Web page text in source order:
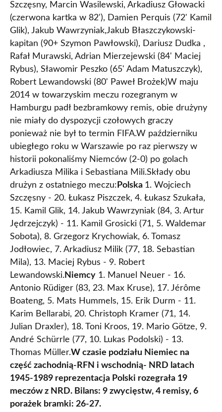
Szczęsny, Marcin Wasilewski, Arkadiusz Głowacki
(czerwona kartka w 82'), Damien Perquis (72' Kamil
Glik), Jakub Wawrzyniak,Jakub Błaszczykowski-
kapitan (90+ Szymon Pawłowski), Dariusz Dudka ,
Rafał Murawski, Adrian Mierzejewski (84' Maciej
Rybus), Sławomir Peszko (65' Adam Matuszczyk),
Robert Lewandowski (80' Paweł Brożek)W maju
2014 w towarzyskim meczu rozegranym w
Hamburgu padł bezbramkowy remis, obie drużyny
nie miały do dyspozycji czołowych graczy
ponieważ nie był to termin FIFA.W październiku
ubiegłego roku w Warszawie po raz pierwszy w
historii pokonaliśmy Niemców (2-0) po golach
Arkadiusza Milika i Sebastiana Mili.Składy obu
drużyn z ostatniego meczu: Polska 1. Wojciech
Szczęsny - 20. Łukasz Piszczek, 4. Łukasz Szukała,
15. Kamil Glik, 14. Jakub Wawrzyniak (84, 3. Artur
Jędrzejczyk) - 11. Kamil Grosicki (71, 5. Waldemar
Sobota), 8. Grzegorz Krychowiak, 6. Tomasz
Jodłowiec, 7. Arkadiusz Milik (77, 18. Sebastian
Mila), 13. Maciej Rybus - 9. Robert
Lewandowski.Niemcy 1. Manuel Neuer - 16.
Antonio Rüdiger (83, 23. Max Kruse), 17. Jérôme
Boateng, 5. Mats Hummels, 15. Erik Durm - 11.
Karim Bellarabi, 20. Christoph Kramer (71, 14.
Julian Draxler), 18. Toni Kroos, 19. Mario Götze, 9.
André Schürrle (77, 10. Lukas Podolski) - 13.
Thomas Müller.W czasie podziału Niemiec na
część zachodnią-RFN i wschodnią- NRD latach
1945-1989 reprezentacja Polski rozegrała 19
meczów z NRD. Bilans: 9 zwycięstw, 4 remisy, 6
porażek bramki: 26-27.